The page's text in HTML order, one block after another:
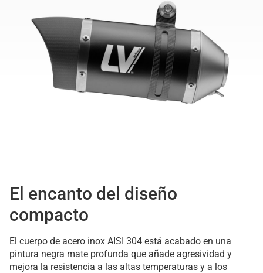
El encanto del diseño
compacto
El cuerpo de acero inox AISI 304 está acabado en una
pintura negra mate profunda que añade agresividad y
mejora la resistencia a las altas temperaturas y a los